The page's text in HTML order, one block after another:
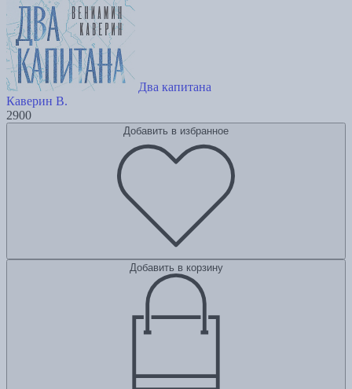
Два капитана
Каверин В.
2900
Добавить в избранное
Добавить в корзину